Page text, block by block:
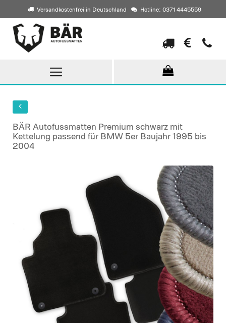
Versandkostenfrei in Deutschland Hotline: 0371 4445559
Direkt
zum
Inhalt
BÄR Autofussmatten Premium schwarz mit
Kettelung passend für BMW 5er Baujahr 1995 bis
2004
images
gallery